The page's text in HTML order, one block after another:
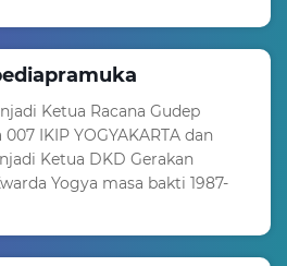
Ketua Racana Gudep
IKIP YOGYAKARTA dan
Ketua DKD Gerakan
Yogya masa bakti 1987-